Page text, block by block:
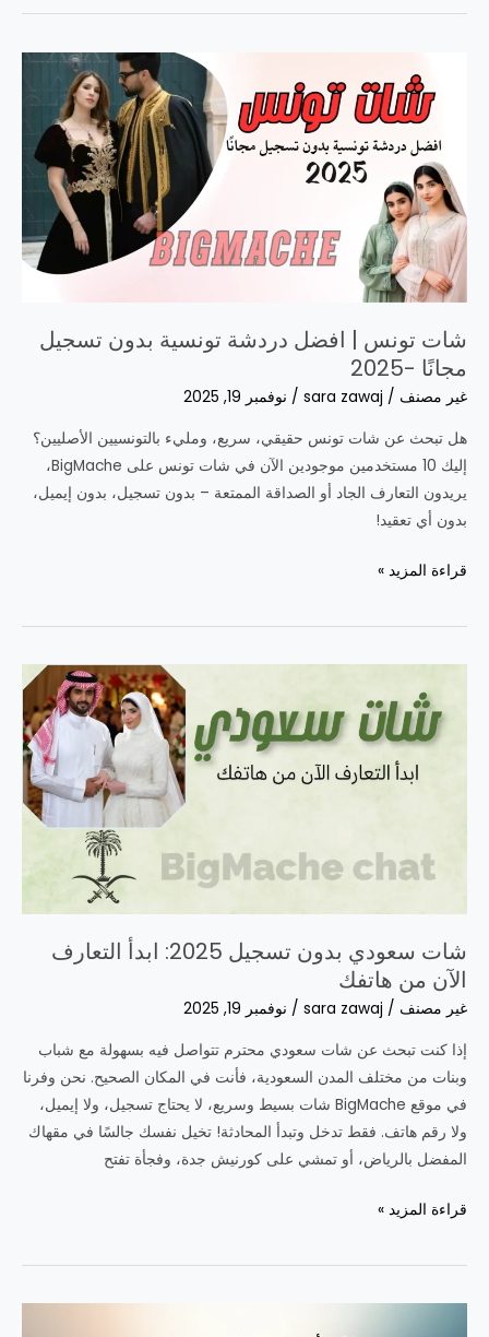
المجاني
ودردشة
بحرينية
للجوال
بدون
تسجيل
شات تونس | افضل دردشة تونسية بدون تسجيل
مجانًا -2025
غير مصنف /
sara zawaj
/ نوفمبر 19, 2025
هل تبحث عن شات تونس حقيقي، سريع، ومليء بالتونسيين الأصليين؟
إليك 10 مستخدمين موجودين الآن في شات تونس على BigMache،
يريدون التعارف الجاد أو الصداقة الممتعة – بدون تسجيل، بدون إيميل،
بدون أي تعقيد!
شات
|
تونسية
بدون
قراءة المزيد »
شات سعودي بدون تسجيل 2025: ابدأ التعارف
الآن من هاتفك
غير مصنف /
sara zawaj
/ نوفمبر 19, 2025
إذا كنت تبحث عن شات سعودي محترم تتواصل فيه بسهولة مع شباب
وبنات من مختلف المدن السعودية، فأنت في المكان الصحيح. نحن وفرنا
في موقع BigMache شات بسيط وسريع، لا يحتاج تسجيل، ولا إيميل،
ولا رقم هاتف. فقط تدخل وتبدأ المحادثة! تخيل نفسك جالسًا في مقهاك
المفضل بالرياض، أو تمشي على كورنيش جدة، وفجأة تفتح
شات
بدون
قراءة المزيد »